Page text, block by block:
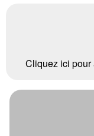
Cliquez ici pour